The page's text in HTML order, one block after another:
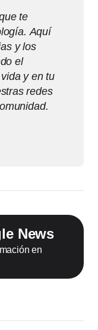
te
Aquí
y los
el
y en tu
redes
News
en